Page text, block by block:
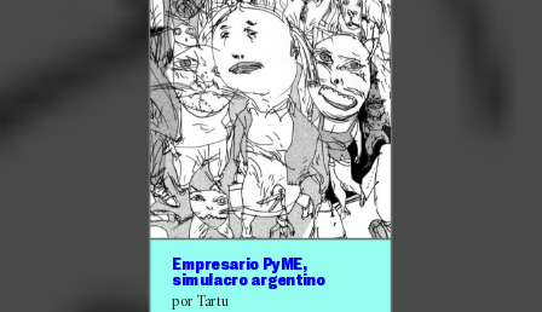
Empresario PyME,
simulacro argentino
por Tartu